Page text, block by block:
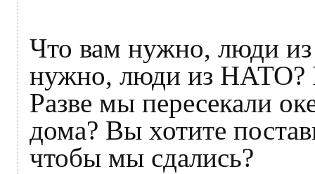
Что вам нужно, люди из
нужно, люди из НАТО?
Разве мы пересекали
дома? Вы хотите
чтобы мы сдались?